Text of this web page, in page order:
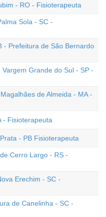
- RO - Fisioterapeuta
Sola - SC -
- Prefeitura de São Bernardo
Grande do Sul - SP -
de Almeida - MA -
- Fisioterapeuta
- PB Fisioterapeuta
Cerro Largo - RS -
Erechim - SC -
de Canelinha - SC -